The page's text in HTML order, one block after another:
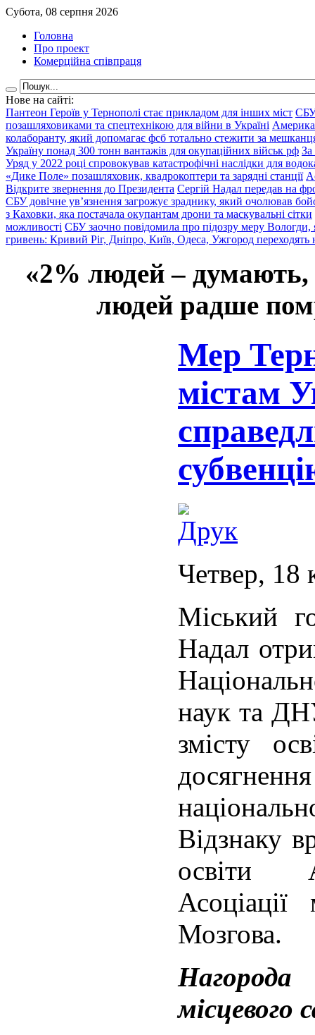
Субота, 08 серпня 2026
Головна
Про проект
Комерційна співпраця
Нове на сайті:
Пантеон Героїв у Тернополі стає прикладом для інших міст СБУ
позашляховиками та спецтехнікою для війни в Україні
колаборанту, який допомагає фсб тотально стежити за
Україну понад 300 тонн вантажів для окупаційних військ рф За
Уряд у 2022 році спровокував катастрофічні наслідки для
«Дике Поле» позашляховик, квадрокоптери та зарядні станції
Відкрите звернення до Президента Сергій Надал передав на
СБУ довічне ув’язнення загрожує зраднику, який очолював
з Каховки, яка постачала окупантам дрони та маскувальні сітки
можливості СБУ заочно повідомила про підозру меру Вологди,
гривень: Кривий Ріг, Дніпро, Київ, Одеса, Ужгород переходять
«2% людей –
людей радше
Мер
містам
Четвер, 18
Міський
Надал
наук та
змісту
Відзнаку
освіти
Мозгова.
місцевого